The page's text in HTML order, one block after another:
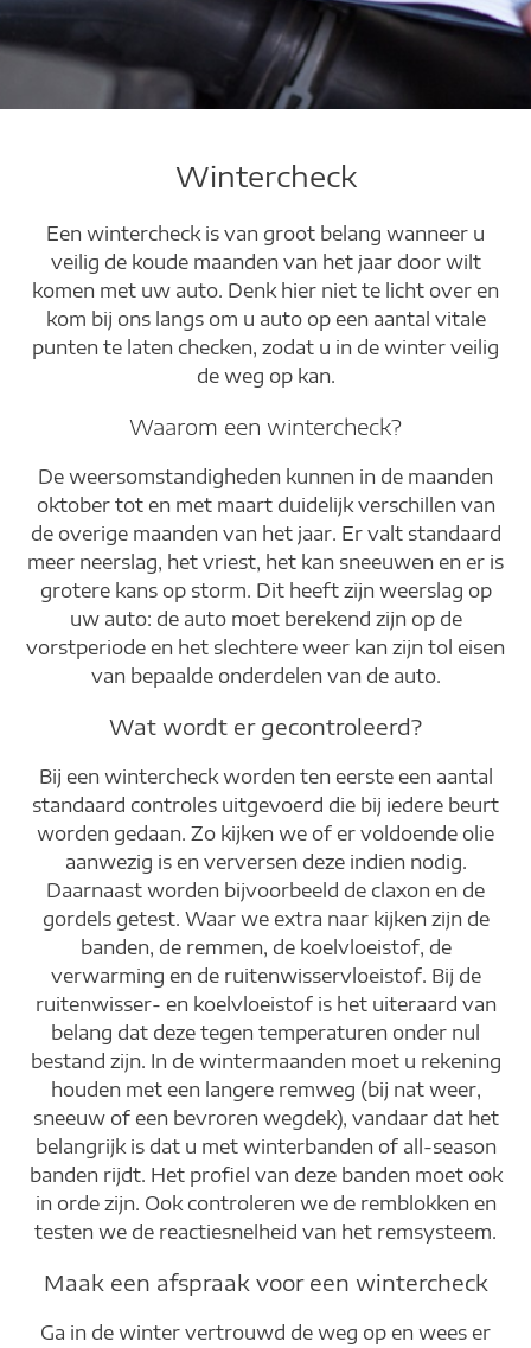
Wintercheck
Veilig de weg op zonder zorgen
Wintercheck
Een wintercheck is van groot belang wanneer u
veilig de koude maanden van het jaar door wilt
komen met uw auto. Denk hier niet te licht over en
kom bij ons langs om u auto op een aantal vitale
punten te laten checken, zodat u in de winter veilig
de weg op kan.
Waarom een wintercheck?
De weersomstandigheden kunnen in de maanden
oktober tot en met maart duidelijk verschillen van
de overige maanden van het jaar. Er valt standaard
meer neerslag, het vriest, het kan sneeuwen en er is
grotere kans op storm. Dit heeft zijn weerslag op
uw auto: de auto moet berekend zijn op de
vorstperiode en het slechtere weer kan zijn tol eisen
van bepaalde onderdelen van de auto.
Wat wordt er gecontroleerd?
Bij een wintercheck worden ten eerste een aantal
standaard controles uitgevoerd die bij iedere beurt
worden gedaan. Zo kijken we of er voldoende olie
aanwezig is en verversen deze indien nodig.
Daarnaast worden bijvoorbeeld de claxon en de
gordels getest. Waar we extra naar kijken zijn de
banden, de remmen, de koelvloeistof, de
verwarming en de ruitenwisservloeistof. Bij de
ruitenwisser- en koelvloeistof is het uiteraard van
belang dat deze tegen temperaturen onder nul
bestand zijn. In de wintermaanden moet u rekening
houden met een langere remweg (bij nat weer,
sneeuw of een bevroren wegdek), vandaar dat het
belangrijk is dat u met winterbanden of all-season
banden rijdt. Het profiel van deze banden moet ook
in orde zijn. Ook controleren we de remblokken en
testen we de reactiesnelheid van het remsysteem.
Maak een afspraak voor een wintercheck
Ga in de winter vertrouwd de weg op en wees er